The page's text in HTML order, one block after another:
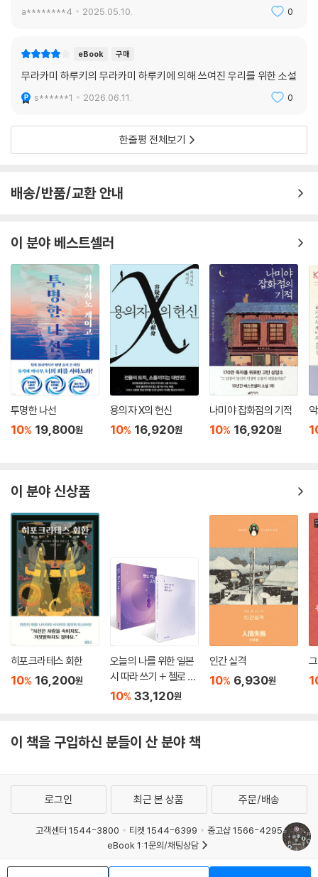
a********4 2025.05.10. 0
eBook 구매
무라카미 하루키의 무라카미 하루키에 의해 쓰여진 우리를 위한 소설
s******1 2026.06.11. 0
한줄평 전체보기
배송/반품/교환 안내
이 분야 베스트셀러
투명한 나선
10% 19,800원
용의자 X의 헌신
10% 16,920원
나미야 잡화점의 기적
10% 16,920원
이 분야 신상품
히포크라테스 회한
10% 16,200원
오늘의 나를 위한 일본
시 따라 쓰기 + 첼로 켜
는 고슈 세트
10% 33,120원
인간 실격
10% 6,930원
이 책을 구입하신 분들이 산 분야 책
로그인 최근 본 상품 주문/배송
고객센터 1544-3800 티켓 1544-6399
중고샵 1566-4295
eBook 1:1문의/채팅상담
예스이십사(주) 사업자 정보